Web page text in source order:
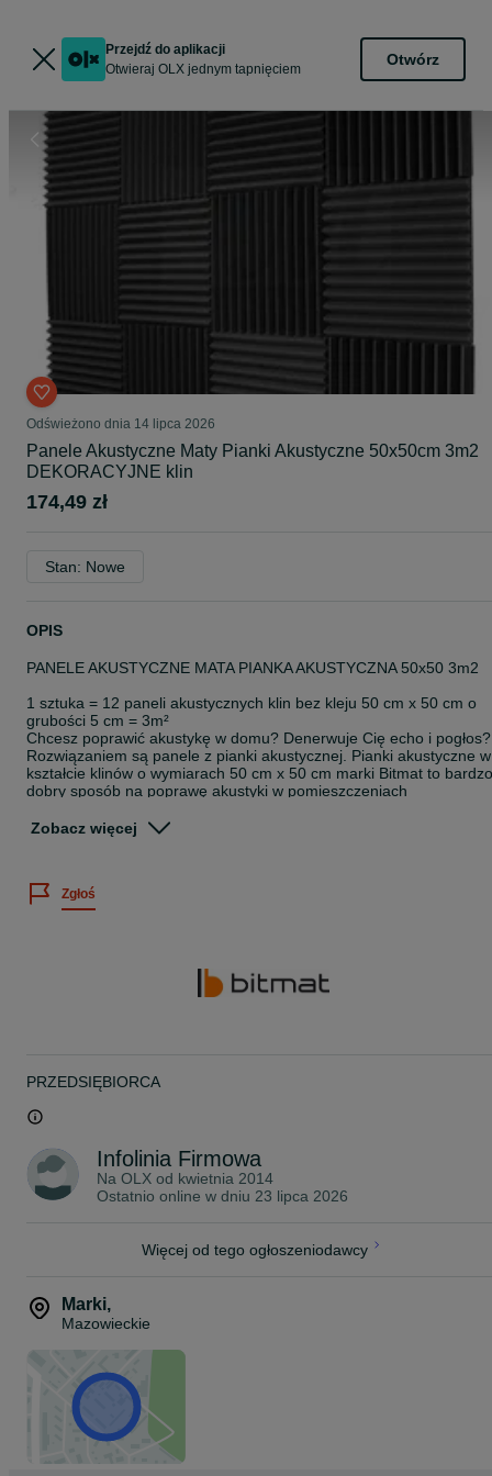
Przejdź do aplikacji
Otwieraj OLX jednym tapnięciem
Otwórz
Odświeżono dnia 14 lipca 2026
Panele Akustyczne Maty Pianki Akustyczne 50x50cm 3m2
DEKORACYJNE klin
174,49 zł
Stan: Nowe
OPIS
PANELE AKUSTYCZNE MATA PIANKA AKUSTYCZNA 50x50 3m2
1 sztuka = 12 paneli akustycznych klin bez kleju 50 cm x 50 cm o
grubości 5 cm = 3m²
Chcesz poprawić akustykę w domu? Denerwuje Cię echo i pogłos?
Rozwiązaniem są panele z pianki akustycznej. Pianki akustyczne w
kształcie klinów o wymiarach 50 cm x 50 cm marki Bitmat to bardzo
dobry sposób na poprawę akustyki w pomieszczeniach
niechcianymi odbiciami dźwięku. Pianka o strukturze otwarto-
będzie pasował do większości pomieszczeń.
Najwyższej jakości certyfikowana pianka o optymalnej gęstości
wg Państwowego Zakładu Higieny.
Nie pyli się, nie sypie, nie kruszy i nie odkształca się
Bezpieczne dla zdrowia ludzi i zwierząt
Łatwy i szybki montaż
Ciekawy efekt wizualny
Możliwość mieszania z innymi kolorami dostępnymi na naszych
aukcjach
akustyków firmy Bitmat, aby pomóc Ci się pozbyć niechcianych
odbić akustycznych w pomieszczeniach.
badania akustyczne potwierdzające skuteczność naszych
produktów.
ZASTOSOWANIE:
Redukcja echa i pogłosu w mieszkaniach, domach oraz biurach
Poprawa jakości dźwięku w salach prób, studiach nagraniowych i
pokojach gamingowych
Pochłanianie wysokich częstotliwości hałasu w maszynach i
urządzeniach
Wytłumianie kolumn głośnikowych
Zobacz więcej
Zgłoś
PRZEDSIĘBIORCA
Infolinia Firmowa
Na OLX od kwietnia 2014
Ostatnio online w dniu 23 lipca 2026
Więcej od tego ogłoszeniodawcy
Marki,
Mazowieckie